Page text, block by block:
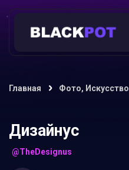
Главная Фото, Искусство
Дизайнус
@TheDesignus